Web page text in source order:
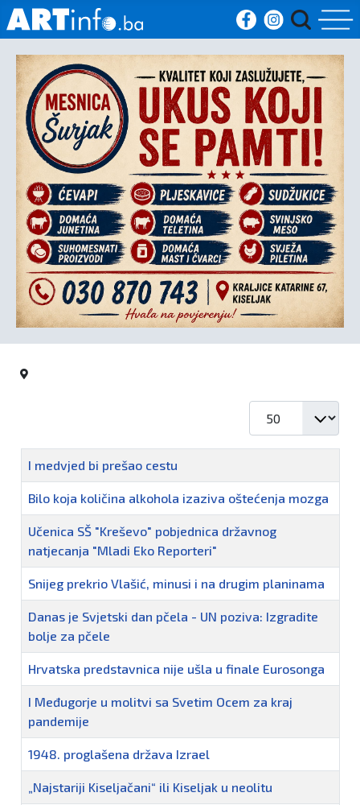
Početna
Vijesti
Sport
Kultura
Crna
kronika
Politika
Naziv
I medvjed bi prešao cestu
Bilo koja količina alkohola izaziva oštećenja mozga
Učenica SŠ "Kreševo" pobjednica državnog
natjecanja "Mladi Eko Reporteri"
Snijeg prekrio Vlašić, minusi i na drugim planinama
Danas je Svjetski dan pčela - UN poziva: Izgradite
bolje za pčele
Hrvatska predstavnica nije ušla u finale Eurosonga
I Međugorje u molitvi sa Svetim Ocem za kraj
pandemije
1948. proglašena država Izrael
„Najstariji Kiseljačani“ ili Kiseljak u neolitu